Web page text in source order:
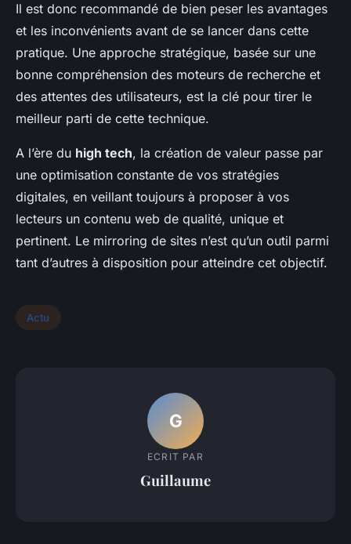
Il est donc recommandé de bien peser les avantages
et les inconvénients avant de se lancer dans cette
pratique. Une approche stratégique, basée sur une
bonne compréhension des moteurs de recherche et
des attentes des utilisateurs, est la clé pour tirer le
meilleur parti de cette technique.
A l’ère du high tech, la création de valeur passe par
une optimisation constante de vos stratégies
digitales, en veillant toujours à proposer à vos
lecteurs un contenu web de qualité, unique et
pertinent. Le mirroring de sites n’est qu’un outil parmi
tant d’autres à disposition pour atteindre cet objectif.
Actu
G
ECRIT PAR
Guillaume